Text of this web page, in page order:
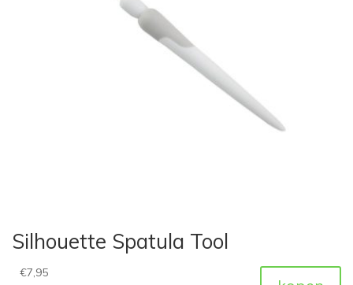
Silhouette Spatula Tool
€7,95